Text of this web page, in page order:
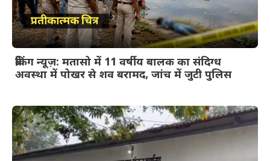
ब्रेकिंग न्यूज़: मतासो में 11 वर्षीय बालक का संदिग्ध
अवस्था में पोखर से शव बरामद, जांच में जुटी पुलिस